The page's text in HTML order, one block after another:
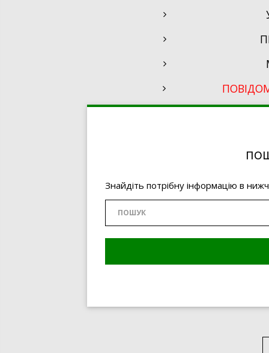
Знайдіть потрібну інформацію в